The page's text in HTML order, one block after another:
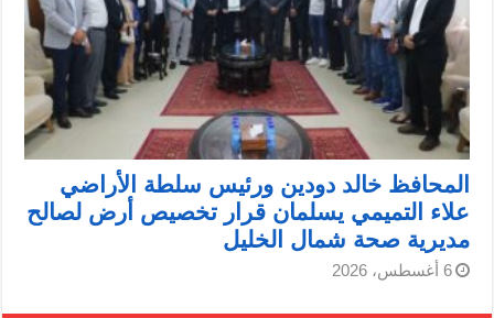
المحافظ خالد دودين ورئيس سلطة الأراضي
علاء التميمي يسلمان قرار تخصيص أرض لصالح
مديرية صحة شمال الخليل
6 أغسطس، 2026